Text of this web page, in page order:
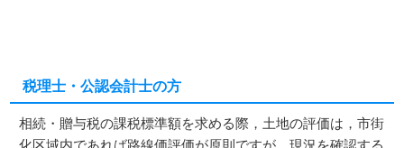
税理士・公認会計士の方
相続・贈与税の課税標準額を求める際，土地の評価は，市街